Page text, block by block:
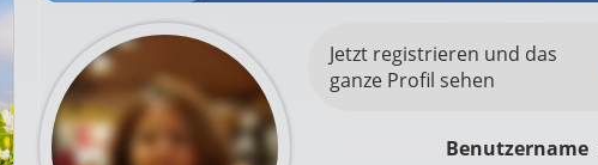
Jetzt registrieren und das
ganze Profil sehen
Benutzername